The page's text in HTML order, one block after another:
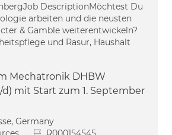
DescriptionMöchtest Du
arbeiten und die neusten
& Gamble weiterentwickeln?
und Rasur, Haushalt
Mechatronik DHBW
mit Start zum 1. September
Germany
Job Id